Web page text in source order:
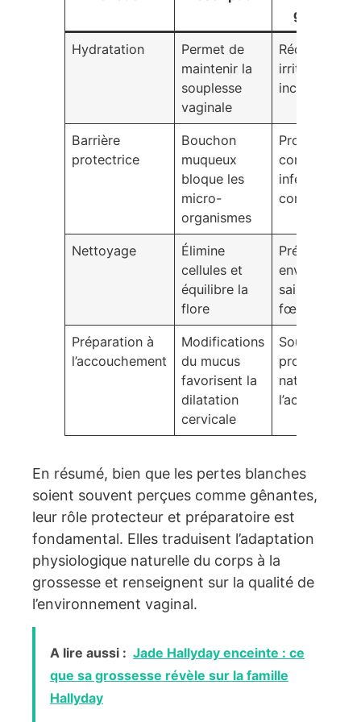
grossesse
Hydratation
Permet de
maintenir la
souplesse
vaginale
Réduit les
irritations et
inconforts
Barrière
protectrice
Bouchon
muqueux
bloque les
micro-
organismes
Protection
contre
infections et
Nettoyage
Élimine
cellules et
équilibre la
flore
Préserve un
sain pour le
fœtus
Préparation à
l’accouchement
Modifications
du mucus
favorisent la
dilatation
cervicale
Soutient le
processus
naturel de
En résumé, bien que les pertes blanches
soient souvent perçues comme gênantes,
leur rôle protecteur et préparatoire est
fondamental. Elles traduisent l’adaptation
physiologique naturelle du corps à la
grossesse et renseignent sur la qualité de
l’environnement vaginal.
A lire aussi : Jade Hallyday enceinte : ce
que sa grossesse révèle sur la famille
Hallyday